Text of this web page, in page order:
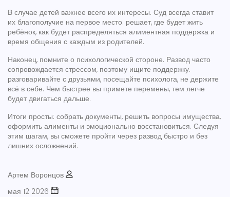
В случае детей важнее всего их интересы. Суд всегда ставит
их благополучие на первое место: решает, где будет жить
ребёнок, как будет распределяться алиментная поддержка и
время общения с каждым из родителей.
Наконец, помните о психологической стороне. Развод часто
сопровождается стрессом, поэтому ищите поддержку:
разговаривайте с друзьями, посещайте психолога, не держите
всё в себе. Чем быстрее вы примете перемены, тем легче
будет двигаться дальше.
Итоги просты: собрать документы, решить вопросы имущества,
оформить алименты и эмоционально восстановиться. Следуя
этим шагам, вы сможете пройти через развод быстро и без
лишних осложнений.
Артем Воронцов
мая 12 2026